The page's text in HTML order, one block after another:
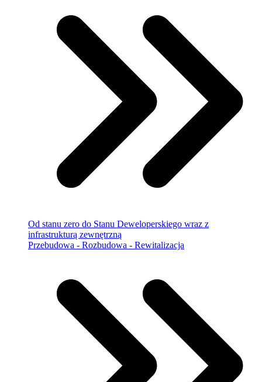
Od stanu zero do Stanu Deweloperskiego wraz z
infrastrukturą zewnętrzną
Przebudowa - Rozbudowa - Rewitalizacja